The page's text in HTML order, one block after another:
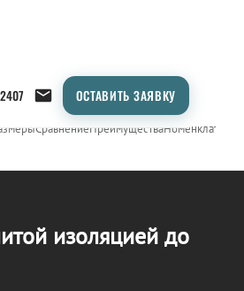
ОСТАВИТЬ ЗАЯВКУ
СравнениеПреимуществаНоменклатура
изоляцией до